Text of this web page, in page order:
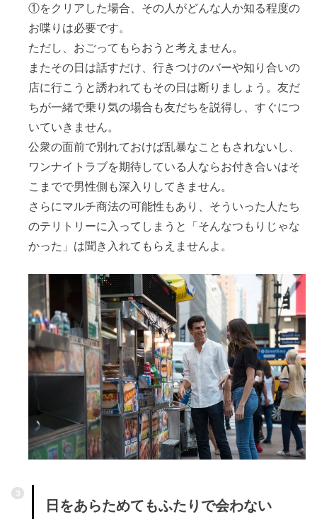
①をクリアした場合、その人がどんな人か知る程度の
お喋りは必要です。
ただし、おごってもらおうと考えません。
またその日は話すだけ、行きつけのバーや知り合いの
店に行こうと誘われてもその日は断りましょう。友だ
ちが一緒で乗り気の場合も友だちを説得し、すぐにつ
いていきません。
公衆の面前で別れておけば乱暴なこともされないし、
ワンナイトラブを期待している人ならお付き合いはそ
こまでで男性側も深入りしてきません。
さらにマルチ商法の可能性もあり、そういった人たち
のテリトリーに入ってしまうと「そんなつもりじゃな
かった」は聞き入れてもらえませんよ。
日をあらためてもふたりで会わない